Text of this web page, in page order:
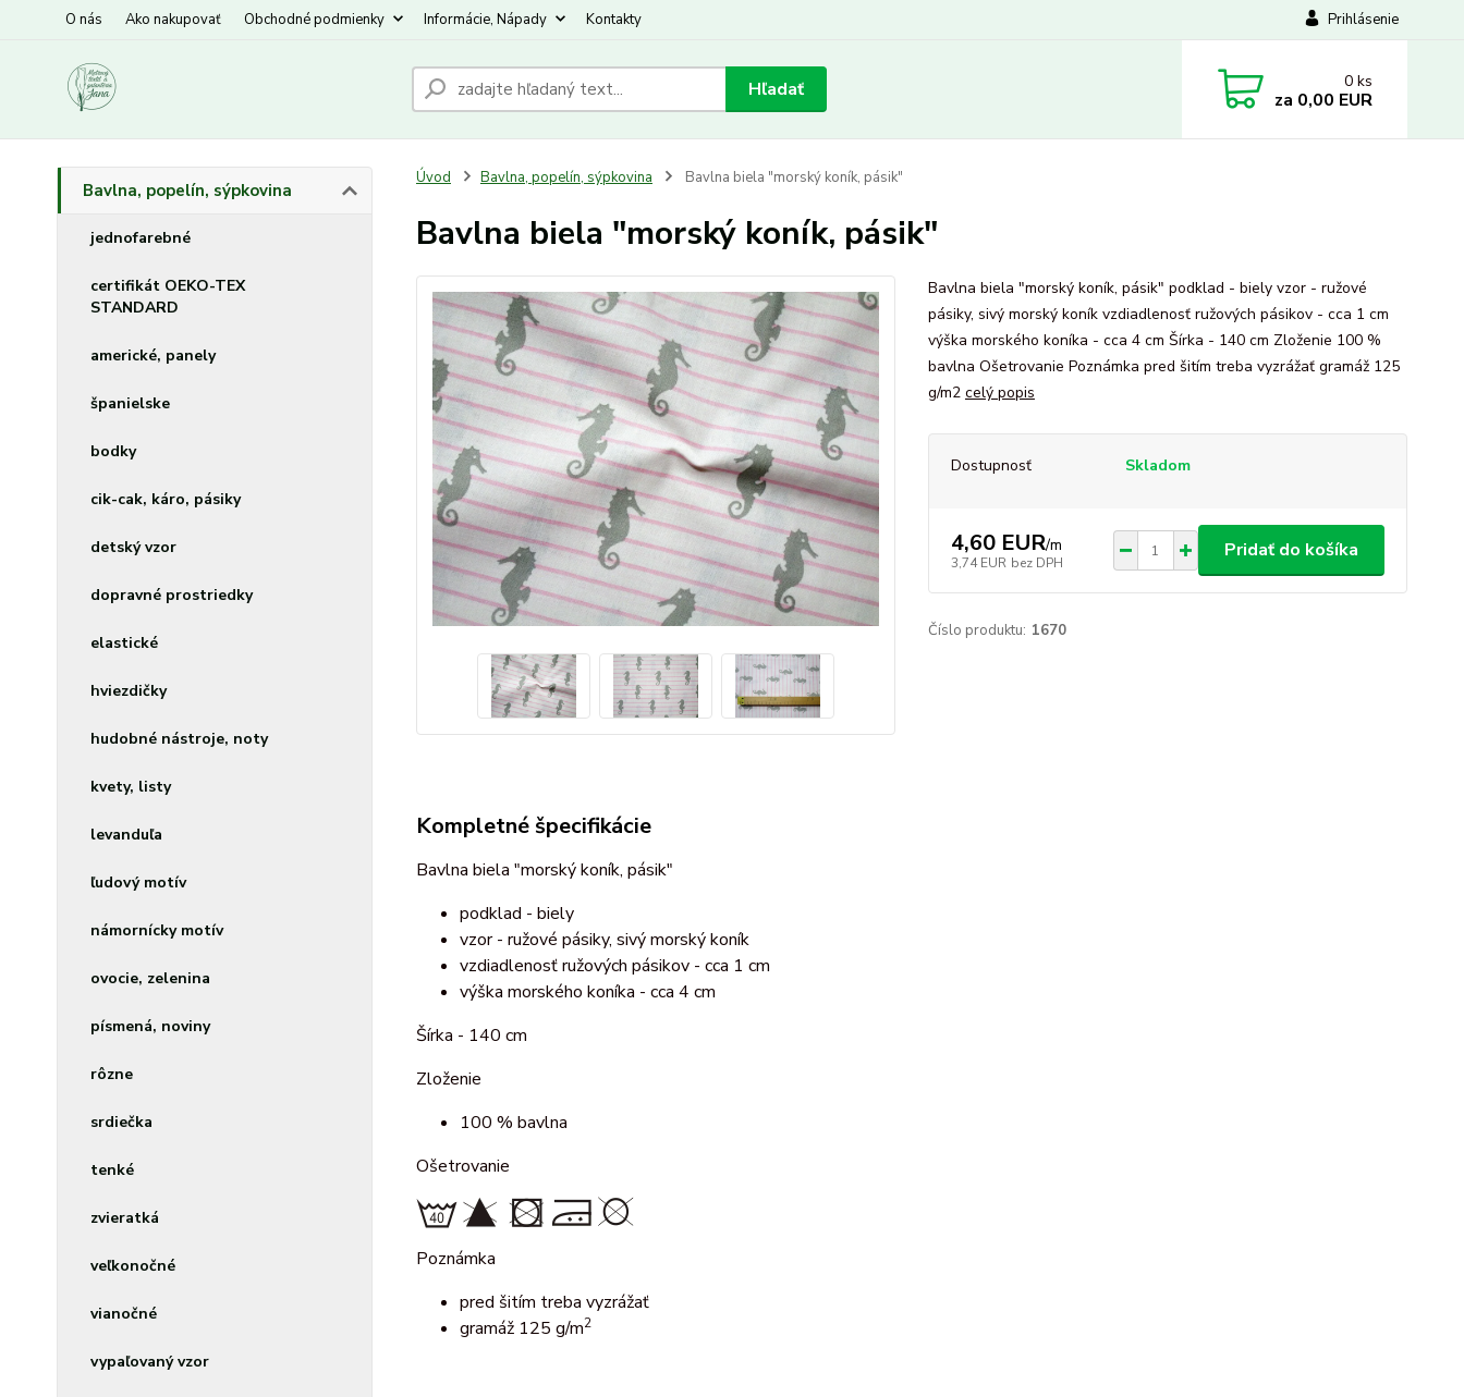
O nás Ako nakupovať Obchodné podmienky Informácie, Nápady Kontakty Prihlásenie
Hľadať 0 ks
za 0,00 EUR
Bavlna, popelín, sýpkovina
jednofarebné
certifikát OEKO-TEX
STANDARD
americké, panely
španielske
bodky
cik-cak, káro, pásiky
detský vzor
dopravné prostriedky
elastické
hviezdičky
hudobné nástroje, noty
kvety, listy
levanduľa
ľudový motív
námornícky motív
ovocie, zelenina
písmená, noviny
rôzne
srdiečka
tenké
zvieratká
veľkonočné
vianočné
vypaľovaný vzor
Úvod Bavlna, popelín, sýpkovina Bavlna biela "morský koník, pásik"
Bavlna biela "morský koník, pásik"
Bavlna biela "morský koník, pásik" podklad - biely vzor - ružové
pásiky, sivý morský koník vzdiadlenosť ružových pásikov - cca 1 cm
výška morského koníka - cca 4 cm Šírka - 140 cm Zloženie 100 %
bavlna Ošetrovanie Poznámka pred šitím treba vyzrážať gramáž 125
g/m2 celý popis
Dostupnosť Skladom
4,60 EUR/m
3,74 EUR bez DPH
Pridať do košíka
Číslo produktu: 1670
Kompletné špecifikácie
Bavlna biela "morský koník, pásik"
podklad - biely
vzor - ružové pásiky, sivý morský koník
vzdiadlenosť ružových pásikov - cca 1 cm
výška morského koníka - cca 4 cm
Šírka - 140 cm
Zloženie
100 % bavlna
Ošetrovanie
Poznámka
pred šitím treba vyzrážať
gramáž 125 g/m2